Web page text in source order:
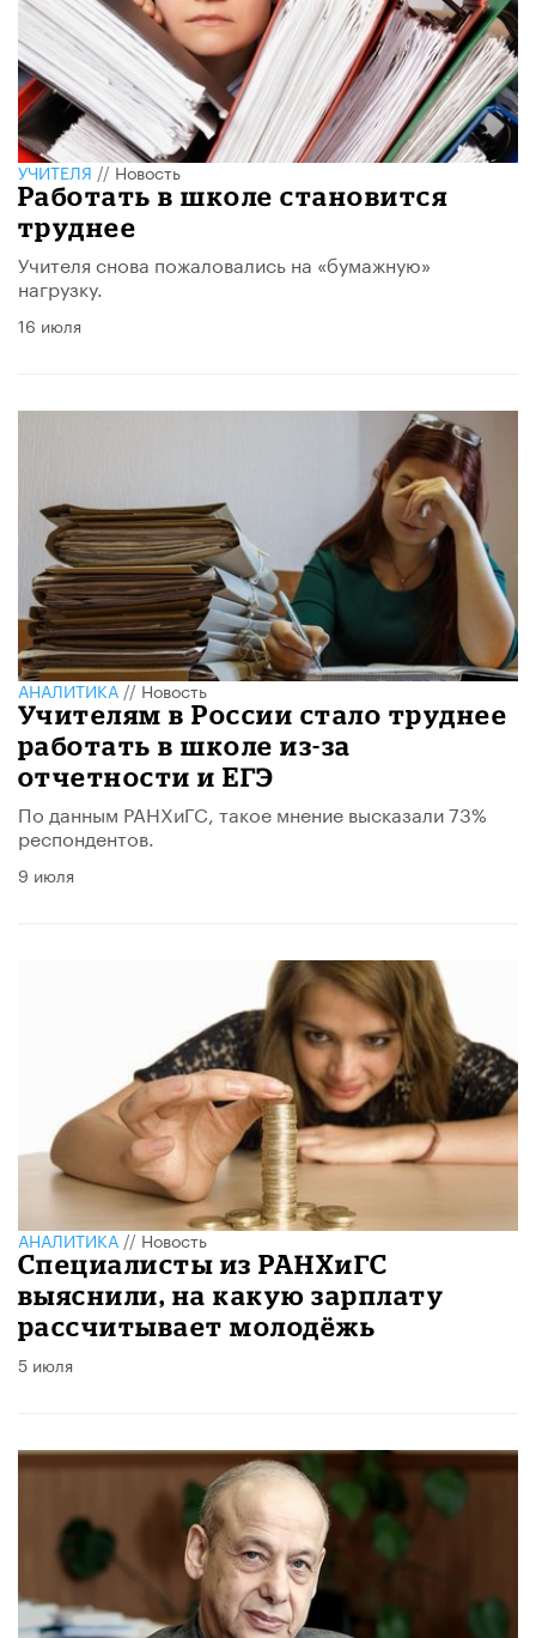
УЧИТЕЛЯ //Новость
Работать в школе становится
труднее
Учителя снова пожаловались на «бумажную»
нагрузку.
16 июля
АНАЛИТИКА//Новость
Учителям в России стало труднее
работать в школе из-за
отчетности и ЕГЭ
По данным РАНХиГС, такое мнение высказали 73%
респондентов.
9 июля
АНАЛИТИКА//Новость
Специалисты из РАНХиГС
выяснили, на какую зарплату
рассчитывает молодёжь
5 июля